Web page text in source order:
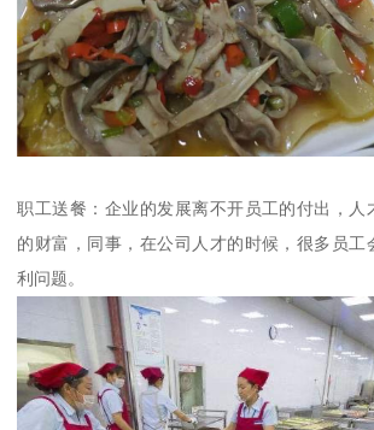
职工送餐：企业的发展离不开员工的付出，人
的财富，同事，在公司人才的时候，很多员工
利问题。